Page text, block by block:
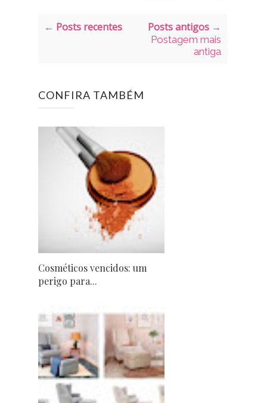
← Posts recentes Posts antigos →
Postagem mais
antiga
CONFIRA TAMBÉM
Cosméticos vencidos: um
perigo para...